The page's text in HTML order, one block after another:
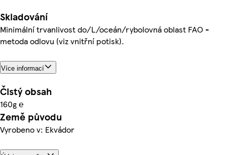
Skladování
Minimální trvanlivost do/L/oceán/rybolovná oblast FAO -
metoda odlovu (viz vnitřní potisk).
Více informací
Čistý obsah
160g ℮
Země původu
Vyrobeno v: Ekvádor